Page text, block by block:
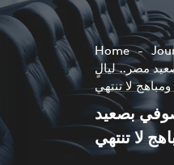
Home
مصر.. ليالٍ
لا تنتهي
بصعيد
لا تنتهي